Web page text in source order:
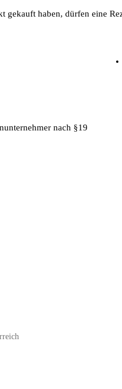
gekauft haben, dürfen eine
nach §19